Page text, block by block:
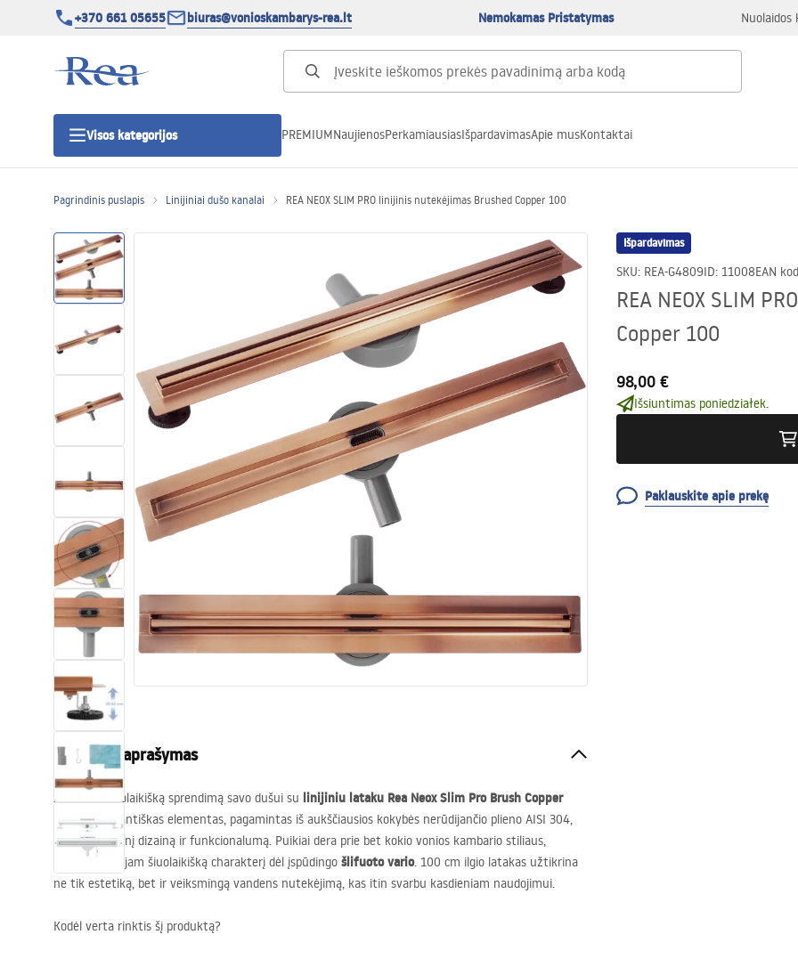
+370 661 05655 biuras@vonioskambarys-rea.lt Nemokamas Pristatymas Nuolaidos
Visos kategorijos
Dušo durys
Linijiniai dušo kanalai
Vonios ir ekranai
Vonios maišytuvai
Vonios dušai
Vonios aksesuarai ir baldai
PREMIUMNaujienosPerkamiausiasIšpardavimasApie musKontaktai
Pagrindinis puslapis Linijiniai dušo kanalai REA NEOX SLIM PRO linijinis nutekėjimas Brushed Copper 100
Išpardavimas
SKU: REA-G4809ID: 11008EAN
REA NEOX SLIM
Copper 100
98,00 €
Išsiuntimas poniedziałek.
Paklauskite apie prekę
Produkto aprašymas
Atraskite šiuolaikišką sprendimą savo dušui su linijiniu lataku Rea Neox Slim Pro Brush Copper
100. Šis elegantiškas elementas, pagamintas iš aukščiausios kokybės nerūdijančio plieno AISI 304,
derina išskirtinį dizainą ir funkcionalumą. Puikiai dera prie bet kokio vonios kambario stiliaus,
suteikdamas jam šiuolaikišką charakterį dėl įspūdingo šlifuoto vario. 100 cm ilgio latakas užtikrina
ne tik estetiką, bet ir veiksmingą vandens nutekėjimą, kas itin svarbu kasdieniam naudojimui.
Kodėl verta rinktis šį produktą?